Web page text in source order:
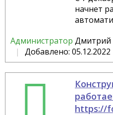
начнет
Администратор Дмитрий
Добавлено: 05.12.2022
https://